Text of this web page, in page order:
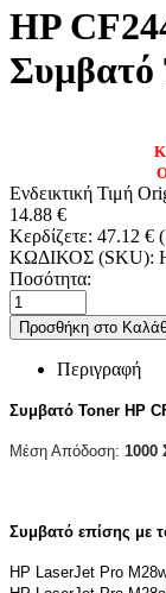
HP
Συμβατό
Ενδεικτική Τιμή
14.88 €
Κερδίζετε: 47.12 € (
ΚΩΔΙΚΟΣ (SKU):
Ποσότητα:
Προσθήκη στο
Περιγραφή
Συμβατό Toner HP
Μέση Απόδοση: 1000
Συμβατό επίσης με
HP LaserJet Pro